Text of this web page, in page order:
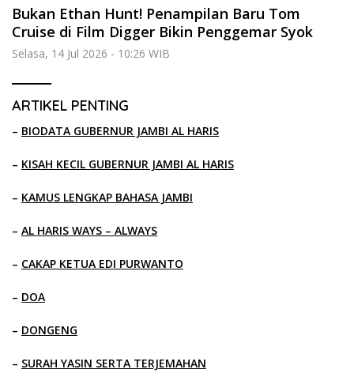
Bukan Ethan Hunt! Penampilan Baru Tom
Cruise di Film Digger Bikin Penggemar Syok
Selasa, 14 Jul 2026 - 10:26 WIB
ARTIKEL PENTING
– BIODATA GUBERNUR JAMBI AL HARIS
– KISAH KECIL GUBERNUR JAMBI AL HARIS
– KAMUS LENGKAP BAHASA JAMBI
– AL HARIS WAYS – ALWAYS
– CAKAP KETUA EDI PURWANTO
– DOA
– DONGENG
– SURAH YASIN SERTA TERJEMAHAN